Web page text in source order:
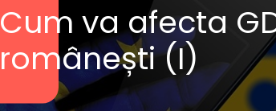
Cum va afecta
românești (I)